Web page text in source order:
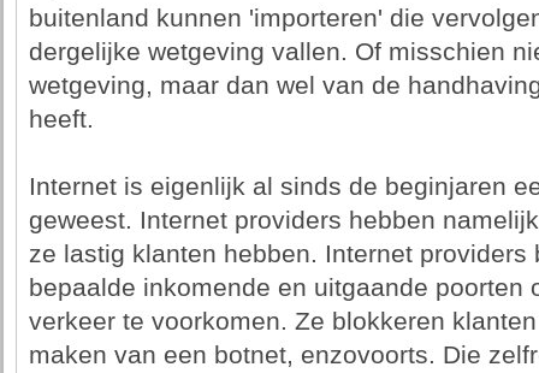
buitenland kunnen 'importeren' die
dergelijke wetgeving vallen. Of misschien
wetgeving, maar dan wel van de
heeft.
Internet is eigenlijk al sinds de beginjaren
geweest. Internet providers hebben
ze lastig klanten hebben. Internet
bepaalde inkomende en uitgaande poorten
verkeer te voorkomen. Ze blokkeren
maken van een botnet, enzovoorts. Die